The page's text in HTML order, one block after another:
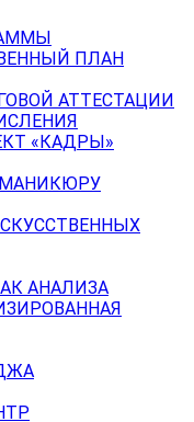
ПЛАН
АТТЕСТАЦИИ
«КАДРЫ»
АНАЛИЗА